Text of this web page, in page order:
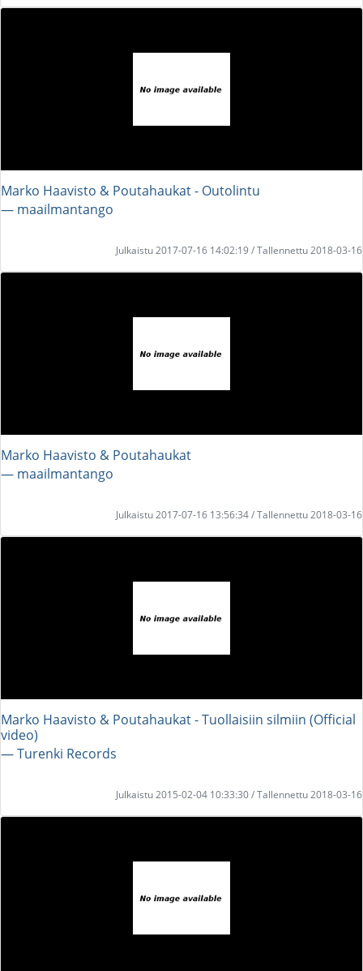
Marko Haavisto & Poutahaukat - Outolintu
― maailmantango
Julkaistu 2017-07-16 14:02:19 / Tallennettu 2018-03-16
Marko Haavisto & Poutahaukat
― maailmantango
Julkaistu 2017-07-16 13:56:34 / Tallennettu 2018-03-16
Marko Haavisto & Poutahaukat - Tuollaisiin silmiin (Official
video)
― Turenki Records
Julkaistu 2015-02-04 10:33:30 / Tallennettu 2018-03-16